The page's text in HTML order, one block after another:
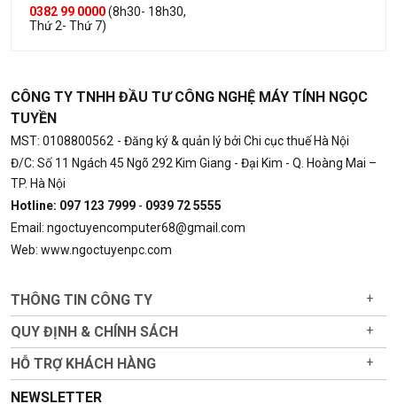
0382 99 0000(8h30- 18h30,
Thứ 2- Thứ 7)
CÔNG TY TNHH ĐẦU TƯ CÔNG NGHỆ MÁY TÍNH NGỌC
TUYỀN
MST: 0108800562 - Đăng ký & quản lý bởi Chi cục thuế Hà Nội
Đ/C: Số 11 Ngách 45 Ngõ 292 Kim Giang - Đại Kim - Q. Hoàng Mai –
TP. Hà Nội
Hotline: 097 123 7999 - 0939 72 5555
Email: ngoctuyencomputer68@gmail.com
Web: www.ngoctuyenpc.com
THÔNG TIN CÔNG TY +
QUY ĐỊNH & CHÍNH SÁCH +
HỖ TRỢ KHÁCH HÀNG +
NEWSLETTER